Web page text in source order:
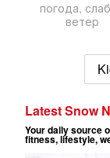
погода,
ветер